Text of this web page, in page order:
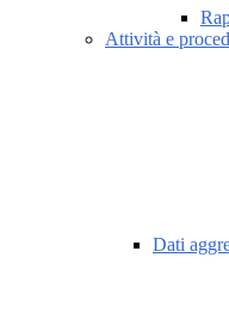
Attività e
Dati